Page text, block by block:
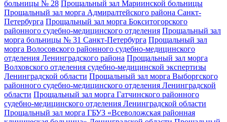
больницы № 28 Прощальный зал Мариинской больницы
Прощальный зал морга Адмиралтейского района Санкт-
Петербурга Прощальный зал морга Бокситогорского
районного судебно-медицинского отделения Прощальный зал
морга больницы № 31 Санкт-Петербурга Прощальный зал
морга Волосовского районного судебно-медицинского
отделения Ленинградского района Прощальный зал морга
Волховского отделения судебно-медицинской экспертизы
Ленинградской области Прощальный зал морга Выборгского
районного судебно-медицинского отделения Ленинградской
области Прощальный зал морга Гатчинского районного
судебно-медицинского отделения Ленинградской области
Прощальный зал морга ГБУЗ «Всеволожская районная